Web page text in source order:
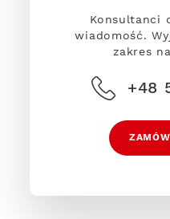
Konsultanci
wiadomość.
zakres
+48